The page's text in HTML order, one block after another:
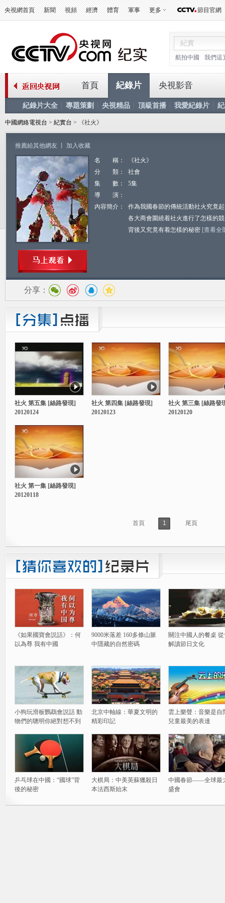
央視網首頁 新聞 視頻 經濟 體育 軍事 更多 節目官網
航拍中國 我們這
首頁 紀錄片
紀錄片大全 專題策劃 央視精品 頂級首播 我愛紀錄片
央視影音
中國網絡電視台 > 紀實台 > 《社火》
推薦給其他網友 加入收藏
名 稱：
《社火》
分 類：
社會
集 數：
5集
導 演：
內容簡介：
作為我國春節的傳統活動社火究竟
各大商會圍繞着社火進行了怎樣的
背後又究竟有着怎樣的秘密 [查看全
分享：
社火 第五集 [絲路發現]
20120124
社火 第四集 [絲路發現]
20120123
社火 第三集 [絲路發
20120120
社火 第一集 [絲路發現]
20120118
首頁 1 尾頁
《如果國寶會説話》：何
以為尊 我有中國
9000米落差 160多條山脈
中隱藏的自然密碼
關注中國人的餐桌
解讀節日文化
小狗玩滑板鸚鵡會説話 動
物們的聰明你絕對想不到
北京中軸線：華夏文明的
精彩印記
雲上樂聲：音樂是自
兒童最美的表達
乒乓球在中國：“國球”背
後的秘密
大棋局：中美英蘇獵殺日
本法西斯始末
中國春節——全球最
盛會